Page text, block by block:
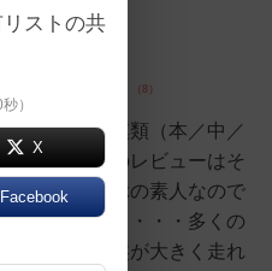
った時に将棋類（本／中／
します以下のレビューはそ
（本当にずぶの素人なので
・・・・・・・・・多くの
りはるかに盤が大きく走れ
ストの共
）
X
Facebook